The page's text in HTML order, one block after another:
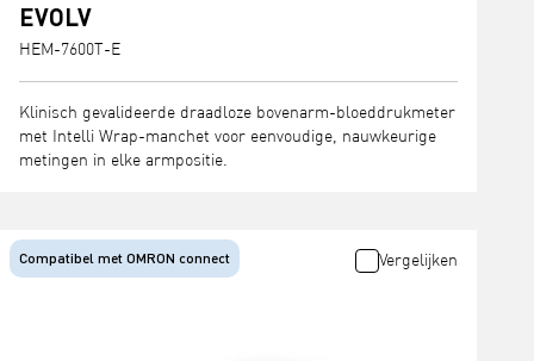
EVOLV
HEM-7600T-E
Klinisch gevalideerde draadloze bovenarm-bloeddrukmeter
met Intelli Wrap-manchet voor eenvoudige, nauwkeurige
metingen in elke armpositie.
Compatibel met OMRON connect Vergelijken